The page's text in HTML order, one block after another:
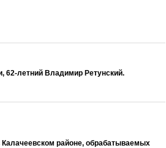
62-летний Владимир Ретунский.
Калачеевском районе, обрабатываемых